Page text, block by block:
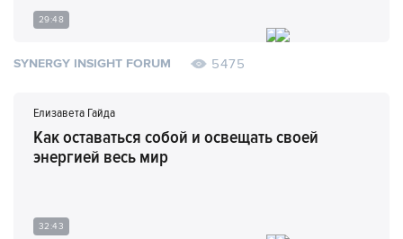
29:48
SYNERGY INSIGHT FORUM 5475
Елизавета Гайда
Как оставаться собой и освещать своей
энергией весь мир
32:43